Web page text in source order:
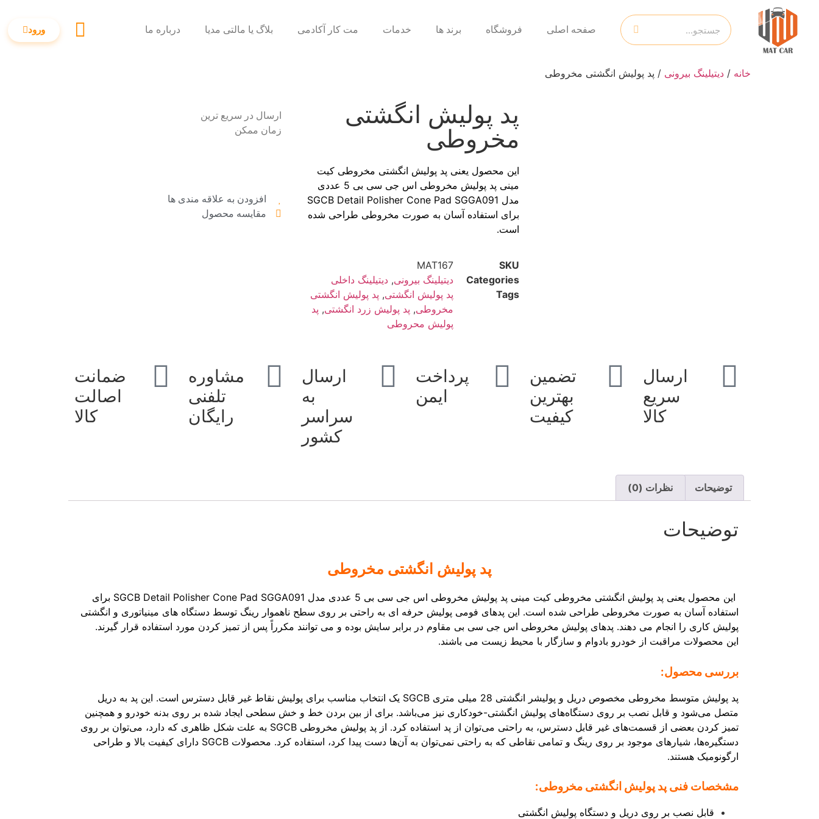
صفحه اصلی فروشگاه برند ها خدمات مت کار آکادمی بلاگ یا مالتی مدیا درباره ما ورود
خانه / دیتیلینگ بیرونی / پد پولیش انگشتی مخروطی
پد پولیش انگشتی
مخروطی
این محصول یعنی پد پولیش انگشتی مخروطی کیت
مینی پد پولیش مخروطی اس جی سی بی 5 عددی
مدل SGCB Detail Polisher Cone Pad SGGA091
برای استفاده آسان به صورت مخروطی طراحی شده
است.
SKU
MAT167
Categories
دیتیلینگ بیرونی, دیتیلینگ داخلی
Tags
پد پولیش انگشتی, پد پولیش انگشتی
مخروطی, پد پولیش زرد انگشتی, پد
پولیش محروطی
ارسال در سریع ترین
زمان ممکن
افزودن به علاقه مندی ها
مقایسه محصول
ارسال
سریع
کالا
تضمین
بهترین
کیفیت
پرداخت
ایمن
ارسال
به
سراسر
کشور
مشاوره
تلفنی
رایگان
ضمانت
اصالت
کالا
توضیحات نظرات (0)
توضیحات
پد پولیش انگشتی مخروطی
این محصول یعنی پد پولیش انگشتی مخروطی کیت مینی پد پولیش مخروطی اس جی سی بی 5 عددی مدل SGCB Detail Polisher Cone Pad SGGA091 برای
استفاده آسان به صورت مخروطی طراحی شده است. این پدهای فومی پولیش حرفه ای به راحتی بر روی سطح ناهموار رینگ توسط دستگاه های مینیاتوری و انگشتی
پولیش کاری را انجام می دهند. پدهای پولیش مخروطی اس جی سی بی مقاوم در برابر سایش بوده و می توانند مکرراً پس از تمیز کردن مورد استفاده قرار گیرند.
این محصولات مراقبت از خودرو بادوام و سازگار با محیط زیست می باشند.
بررسی محصول:
پد پولیش متوسط مخروطی مخصوص دریل و پولیشر انگشتی 28 میلی متری SGCB یک انتخاب مناسب برای پولیش نقاط غیر قابل دسترس است. این پد به دریل
متصل می‌شود و قابل نصب بر روی دستگاه‌های پولیش انگشتی-خودکاری نیز می‌باشد. برای از بین بردن خط و خش سطحی ایجاد شده بر روی بدنه خودرو و همچنین
تمیز کردن بعضی از قسمت‌های غیر قابل دسترس، به راحتی می‌توان از پد استفاده کرد. از پد پولیش مخروطی SGCB به علت شکل ظاهری که دارد، می‌توان بر روی
دستگیره‌ها، شیارهای موجود بر روی رینگ و تمامی نقاطی که به راحتی نمی‌توان به آن‌ها دست پیدا کرد، استفاده کرد. محصولات SGCB دارای کیفیت بالا و طراحی
ارگونومیک هستند.
مشخصات فنی پد پولیش انگشتی مخروطی:
قابل نصب بر روی دریل و دستگاه پولیش انگشتی